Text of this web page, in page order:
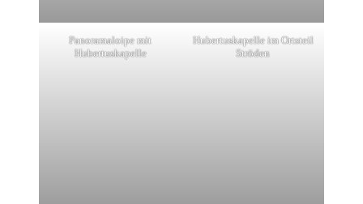
Panoramaloipe mit
Hubertuskapelle
Hubertuskapelle im Ortsteil
Ströden